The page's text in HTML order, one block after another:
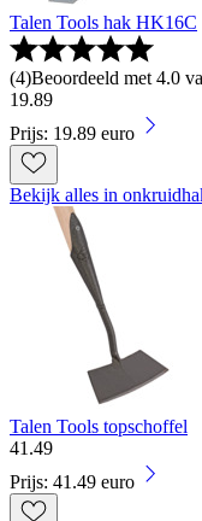
Talen Tools hak HK16C
(4)Beoordeeld met 4.0
19.89
Prijs: 19.89 euro
Bekijk alles in
Talen Tools topschoffel
41.49
Prijs: 41.49 euro